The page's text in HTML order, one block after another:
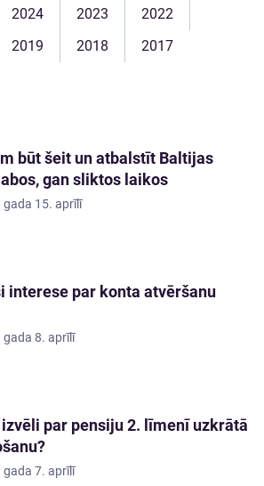
2024 2023
2022
2019 2018 2017
būt šeit un atbalstīt Baltijas
gan sliktos laikos
gada 15. aprīlī
interese par konta atvēršanu
gada 8. aprīlī
par pensiju 2. līmenī uzkrātā
gada 7. aprīlī